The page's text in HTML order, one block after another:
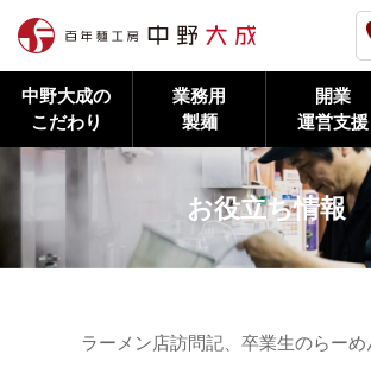
中野大成の
こだわり
業務用
製麺
開業
運営支援
お役立ち情報
ラーメン店訪問記、卒業生のらー